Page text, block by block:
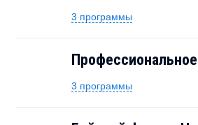
3 программы
3 программы